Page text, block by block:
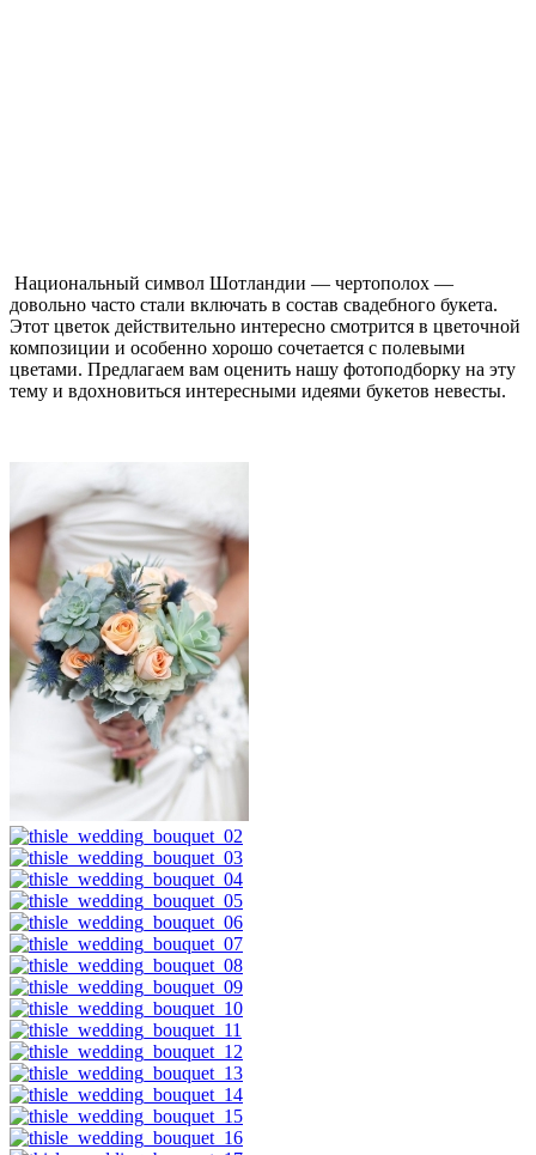
Национальный символ Шотландии — чертополох —
довольно часто стали включать в состав свадебного букета.
Этот цветок действительно интересно смотрится в цветочной
композиции и особенно хорошо сочетается с полевыми
цветами. Предлагаем вам оценить нашу фотоподборку на эту
тему и вдохновиться интересными идеями букетов невесты.